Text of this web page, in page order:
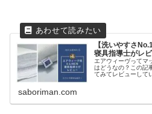
【洗いやすさ
寝具指導士がレ
エアウィーヴってマ
はどうなの？この記
てみてレビューして
saboriman.com